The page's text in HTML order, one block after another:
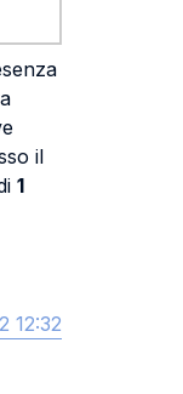
il
1
12:32